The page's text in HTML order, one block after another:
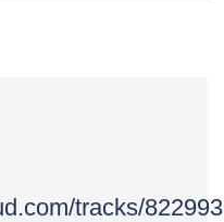
tracks/